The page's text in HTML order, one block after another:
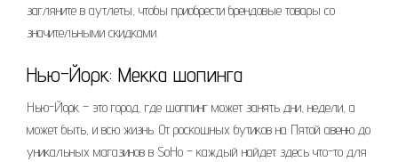
загляните в аутлеты, чтобы приобрести брендовые товары со
значительными скидками.
Нью-Йорк: Мекка шопинга
Нью-Йорк – это город, где шоппинг может занять дни, недели, а
может быть, и всю жизнь. От роскошных бутиков на Пятой авеню до
уникальных магазинов в SoHo – каждый найдет здесь что-то для